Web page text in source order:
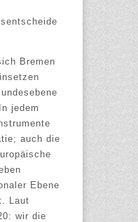
Bremen
jedem
auch die
Ebene
Laut
wir die